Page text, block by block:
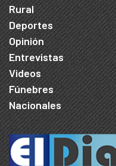
Rural
Deportes
Opinión
Entrevistas
Videos
Fúnebres
Nacionales